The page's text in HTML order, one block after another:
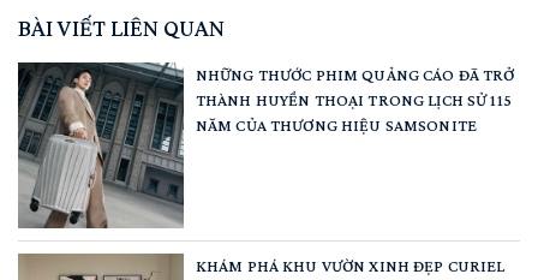
BÀI VIẾT LIÊN QUAN
NHỮNG THƯỚC PHIM QUẢNG CÁO ĐÃ TRỞ
THÀNH HUYỀN THOẠI TRONG LỊCH SỬ 115
NĂM CỦA THƯƠNG HIỆU SAMSONITE
KHÁM PHÁ KHU VƯỜN XINH ĐẸP CURIEL